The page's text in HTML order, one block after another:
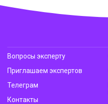
Вопросы эксперту
Приглашаем экспертов
Телеграм
Контакты